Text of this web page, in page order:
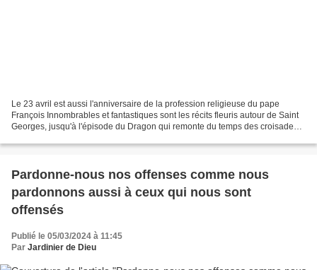
Le 23 avril est aussi l'anniversaire de la profession religieuse du pape
François Innombrables et fantastiques sont les récits fleuris autour de Saint
Georges, jusqu'à l'épisode du Dragon qui remonte du temps des croisades.
Pardonne-nous nos offenses comme nous
pardonnons aussi à ceux qui nous sont
offensés
Publié le 05/03/2024 à 11:45
Par Jardinier de Dieu